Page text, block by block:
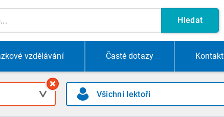
Hledat
vzdělávání Časté dotazy Kontakt